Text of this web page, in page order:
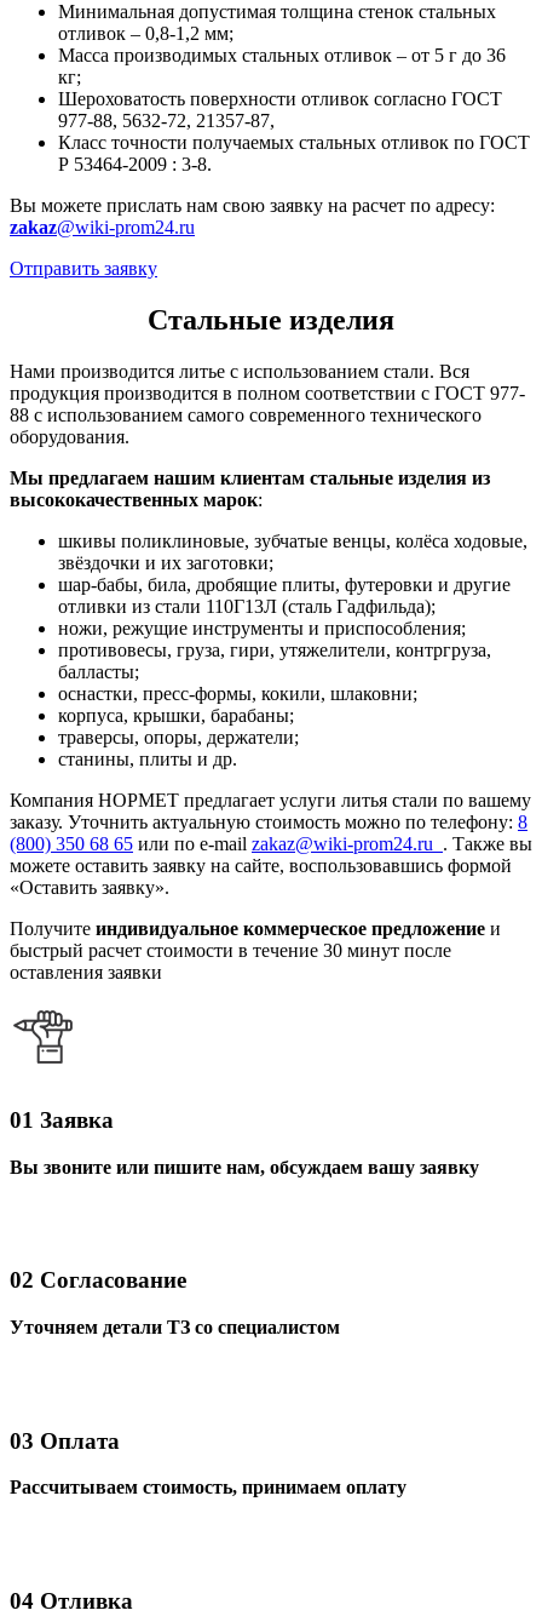
Минимальная допустимая толщина стенок стальных
отливок – 0,8-1,2 мм;
Масса производимых стальных отливок – от 5 г до 36
кг;
Шероховатость поверхности отливок согласно ГОСТ
977-88, 5632-72, 21357-87,
Класс точности получаемых стальных отливок по ГОСТ
Р 53464-2009 : 3-8.
Вы можете прислать нам свою заявку на расчет по адресу:
zakaz@wiki-prom24.ru
Отправить заявку
Стальные изделия
Нами производится литье с использованием стали. Вся
продукция производится в полном соответствии с ГОСТ 977-
88 с использованием самого современного технического
оборудования.
Мы предлагаем нашим клиентам стальные изделия из
высококачественных марок:
шкивы поликлиновые, зубчатые венцы, колёса ходовые,
звёздочки и их заготовки;
шар-бабы, била, дробящие плиты, футеровки и другие
отливки из стали 110Г13Л (сталь Гадфильда);
ножи, режущие инструменты и приспособления;
противовесы, груза, гири, утяжелители, контргруза,
балласты;
оснастки, пресс-формы, кокили, шлаковни;
корпуса, крышки, барабаны;
траверсы, опоры, держатели;
станины, плиты и др.
Компания НОРМЕТ предлагает услуги литья стали по вашему
заказу. Уточнить актуальную стоимость можно по телефону: 8
(800) 350 68 65 или по e-mail zakaz@wiki-prom24.ru . Также вы
можете оставить заявку на сайте, воспользовавшись формой
«Оставить заявку».
Получите индивидуальное коммерческое предложение и
быстрый расчет стоимости в течение 30 минут после
оставления заявки
01 Заявка
Вы звоните или пишите нам, обсуждаем вашу заявку
02 Согласование
Уточняем детали ТЗ со специалистом
03 Оплата
Рассчитываем стоимость, принимаем оплату
04 Отливка